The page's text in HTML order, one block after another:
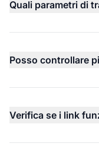
Quali parametri di
Posso controllare
Verifica se i link